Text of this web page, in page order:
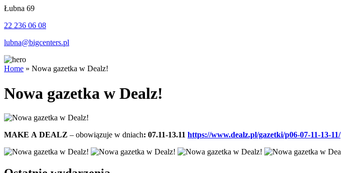
Łubna 69
22 236 06 08
lubna@bigcenters.pl
Home » Nowa gazetka w Dealz!
Nowa gazetka w Dealz!
MAKE A DEALZ – obowiązuje w dniach: 07.11-13.11 https://www.dealz.pl/gazetki/p06-07-11-13-11/